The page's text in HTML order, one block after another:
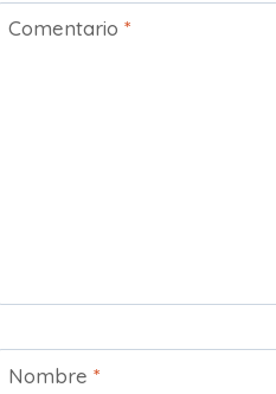
Comentario *
Nombre *